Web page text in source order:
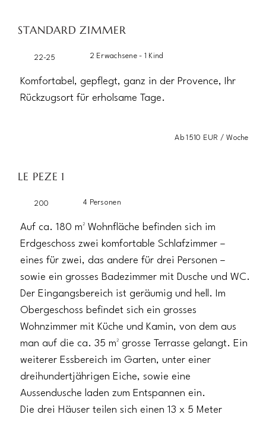
STANDARD ZIMMER
22-25 2 Erwachsene - 1 Kind
Komfortabel, gepflegt, ganz in der Provence, Ihr
Rückzugsort für erholsame Tage.
Ab 1510 EUR / Woche
LE PEZE 1
200 4 Personen
Auf ca. 180 m² Wohnfläche befinden sich im
Erdgeschoss zwei komfortable Schlafzimmer –
eines für zwei, das andere für drei Personen –
sowie ein grosses Badezimmer mit Dusche und WC.
Der Eingangsbereich ist geräumig und hell. Im
Obergeschoss befindet sich ein grosses
Wohnzimmer mit Küche und Kamin, von dem aus
man auf die ca. 35 m² grosse Terrasse gelangt. Ein
weiterer Essbereich im Garten, unter einer
dreihundertjährigen Eiche, sowie eine
Aussendusche laden zum Entspannen ein.
Die drei Häuser teilen sich einen 13 x 5 Meter